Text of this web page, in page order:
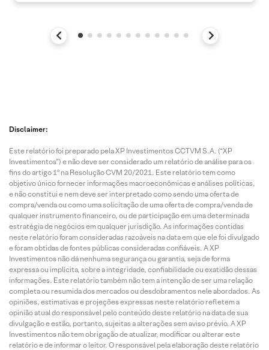
Disclaimer:
Este relatório foi preparado pela XP Investimentos CCTVM S.A. (“XP
Investimentos”) e não deve ser considerado um relatório de análise para os
fins do artigo 1º na Resolução CVM 20/2021. Este relatório tem como
objetivo único fornecer informações macroeconômicas e análises políticas,
e não constitui e nem deve ser interpretado como sendo uma oferta de
compra/venda ou como uma solicitação de uma oferta de compra/venda de
qualquer instrumento financeiro, ou de participação em uma determinada
estratégia de negócios em qualquer jurisdição. As informações contidas
neste relatório foram consideradas razoáveis na data em que ele foi divulgado
e foram obtidas de fontes públicas consideradas confiáveis. A XP
Investimentos não dá nenhuma segurança ou garantia, seja de forma
expressa ou implícita, sobre a integridade, confiabilidade ou exatidão dessas
informações. Este relatório também não tem a intenção de ser uma relação
completa ou resumida dos mercados ou desdobramentos nele abordados. As
opiniões, estimativas e projeções expressas neste relatório refletem a
opinião atual do responsável pelo conteúdo deste relatório na data de sua
divulgação e estão, portanto, sujeitas a alterações sem aviso prévio. A XP
Investimentos não tem obrigação de atualizar, modificar ou alterar este
relatório e de informar o leitor. O responsável pela elaboração deste relatório